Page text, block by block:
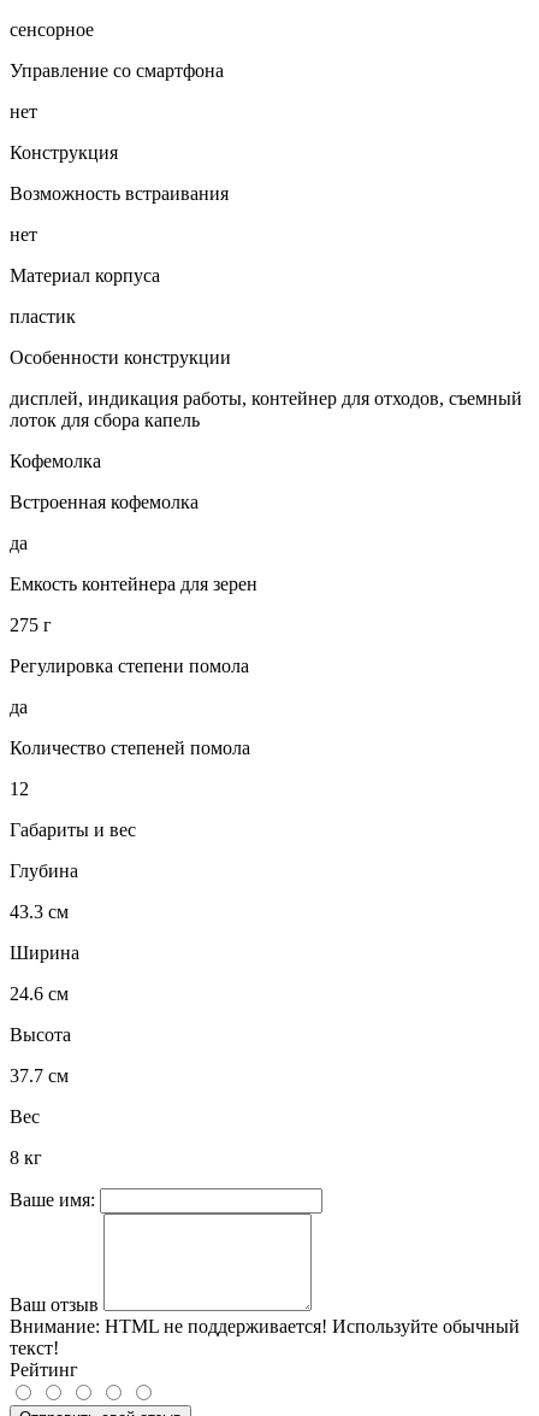
сенсорное
Управление со смартфона
нет
Конструкция
Возможность встраивания
нет
Материал корпуса
пластик
Особенности конструкции
дисплей, индикация работы, контейнер для отходов, съемный
лоток для сбора капель
Кофемолка
Встроенная кофемолка
да
Емкость контейнера для зерен
275 г
Регулировка степени помола
да
Количество степеней помола
12
Габариты и вес
Глубина
43.3 см
Ширина
24.6 см
Высота
37.7 см
Вес
8 кг
Ваше имя:
Ваш отзыв
Внимание: HTML не поддерживается! Используйте обычный
текст!
Рейтинг